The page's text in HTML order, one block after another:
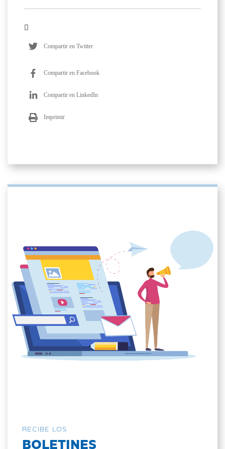
Compartir en Twitter
Compartir en Facebook
Compartir en LinkedIn
Imprimir
RECIBE LOS
BOLETINES